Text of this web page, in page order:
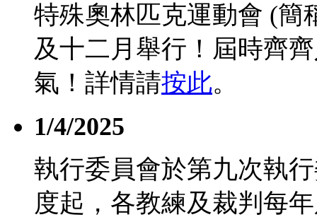
特殊奧林匹克運動會 (簡
及十二月舉行！屆時齊
氣！詳情請按此。
1/4/2025
執行委員會於第九次執
度起，各教練及裁判每